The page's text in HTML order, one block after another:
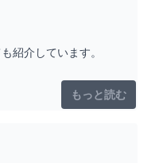
紹介しています。
もっと読む